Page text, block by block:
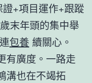
證+項目運作+跟蹤
末年頭的集中舉
包養 續關心。
有廣度。一路走
溝也在不竭拓